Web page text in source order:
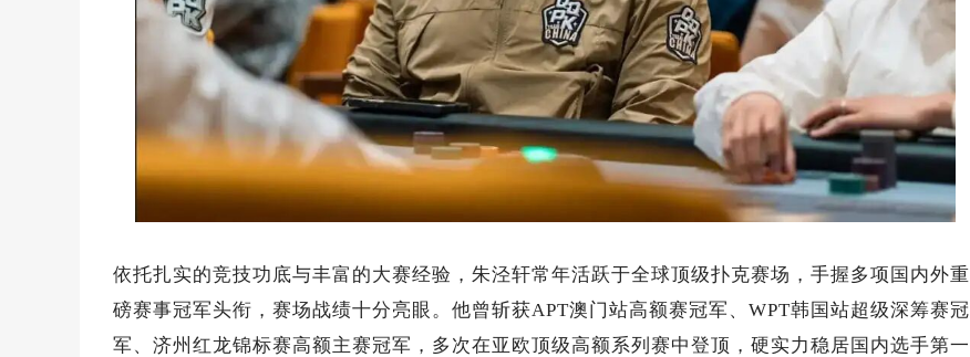
依托扎实的竞技功底与丰富的大赛经验，朱泾轩常年活跃于全球顶级扑克赛场，手握多项国内外重
磅赛事冠军头衔，赛场战绩十分亮眼。他曾斩获APT澳门站高额赛冠军、WPT韩国站超级深筹赛冠
军、济州红龙锦标赛高额主赛冠军，多次在亚欧顶级高额系列赛中登顶，硬实力稳居国内选手第一